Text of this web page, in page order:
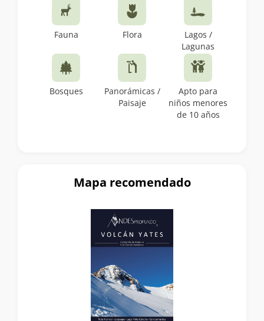
Fauna Flora
Lagos /
Lagunas
Bosques
Panorámicas /
Paisaje
Apto para
niños menores
de 10 años
Mapa recomendado